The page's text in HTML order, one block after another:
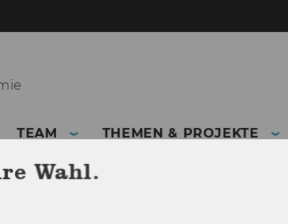
TEAM THEMEN & PROJEKTE
Wahl.